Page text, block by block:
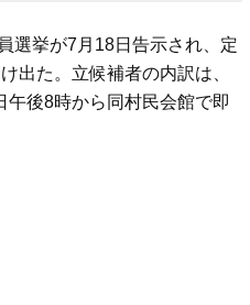
選挙が7月18日告示され、定
出た。立候補者の内訳は、
後8時から同村民会館で即